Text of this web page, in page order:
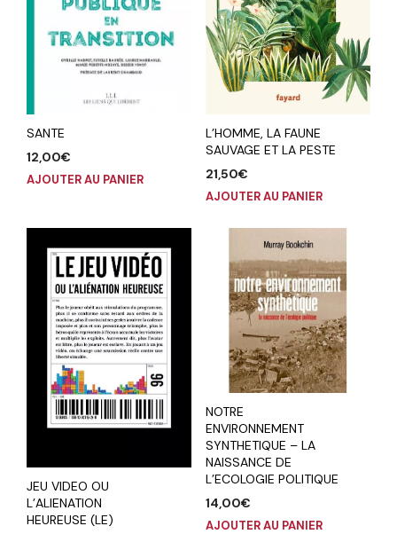
SANTE
12,00€
AJOUTER AU PANIER
L’HOMME, LA FAUNE
SAUVAGE ET LA PESTE
21,50€
AJOUTER AU PANIER
JEU VIDEO OU
L’ALIENATION
HEUREUSE (LE)
NOTRE
ENVIRONNEMENT
SYNTHETIQUE – LA
NAISSANCE DE
L’ECOLOGIE POLITIQUE
14,00€
AJOUTER AU PANIER